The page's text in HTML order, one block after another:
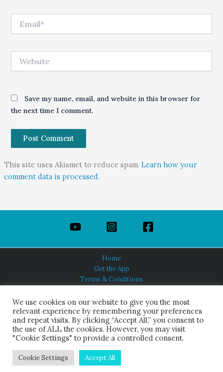
Save my name, email, and website in this browser for
the next time I comment.
This site uses Akismet to reduce spam. Learn how your
comment data is processed.
Home
Get the App
Terms & Conditions
About Us
HINDUISM TODAY®
© 2026 Himalayan Academy Publications. All Rights Reserved.
We use cookies on our website to give you the most
relevant experience by remembering your preferences
and repeat visits. By clicking “Accept All,” you consent to
the use of ALL the cookies. However, you may visit
"Cookie Settings" to provide a controlled consent.
Cookie Settings Accept All